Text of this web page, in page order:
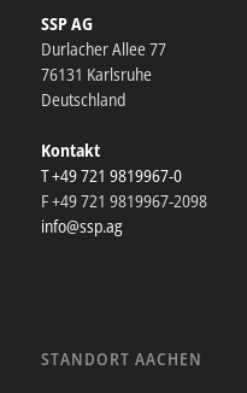
SSP AG
Durlacher Allee 77
76131 Karlsruhe
Deutschland
Kontakt
T +49 721 9819967-0
F +49 721 9819967-2098
info@ssp.ag
STANDORT AACHEN